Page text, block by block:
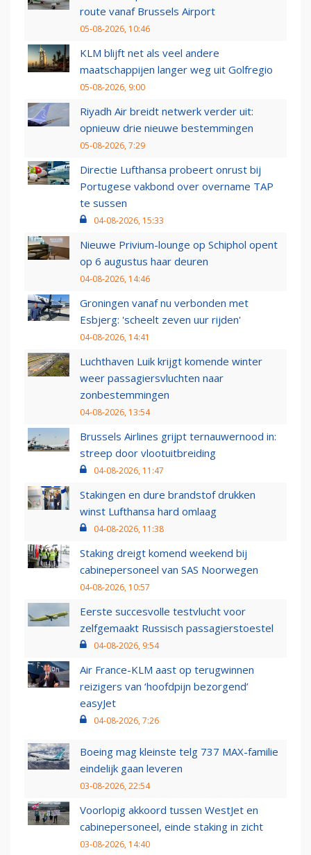
route vanaf Brussels Airport
05-08-2026, 10:46
KLM blijft net als veel andere
maatschappijen langer weg uit Golfregio
05-08-2026, 9:00
Riyadh Air breidt netwerk verder uit:
opnieuw drie nieuwe bestemmingen
05-08-2026, 7:29
Directie Lufthansa probeert onrust bij
Portugese vakbond over overname TAP
te sussen
04-08-2026, 15:33
Nieuwe Privium-lounge op Schiphol opent
op 6 augustus haar deuren
04-08-2026, 14:46
Groningen vanaf nu verbonden met
Esbjerg: 'scheelt zeven uur rijden'
04-08-2026, 14:41
Luchthaven Luik krijgt komende winter
weer passagiersvluchten naar
zonbestemmingen
04-08-2026, 13:54
Brussels Airlines grijpt ternauwernood in:
streep door vlootuitbreiding
04-08-2026, 11:47
Stakingen en dure brandstof drukken
winst Lufthansa hard omlaag
04-08-2026, 11:38
Staking dreigt komend weekend bij
cabinepersoneel van SAS Noorwegen
04-08-2026, 10:57
Eerste succesvolle testvlucht voor
zelfgemaakt Russisch passagierstoestel
04-08-2026, 9:54
Air France-KLM aast op terugwinnen
reizigers van ‘hoofdpijn bezorgend’
easyJet
04-08-2026, 7:26
Boeing mag kleinste telg 737 MAX-familie
eindelijk gaan leveren
03-08-2026, 22:54
Voorlopig akkoord tussen WestJet en
cabinepersoneel, einde staking in zicht
03-08-2026, 14:40